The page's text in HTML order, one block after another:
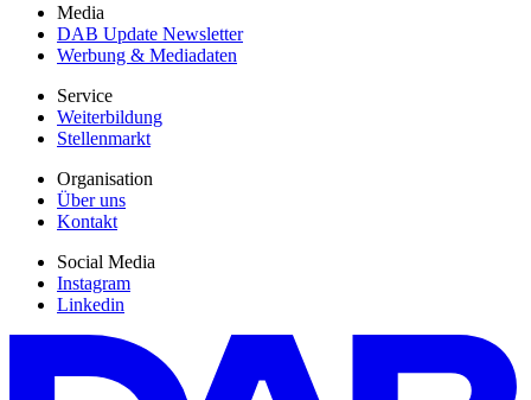
Media
DAB Update Newsletter
Werbung & Mediadaten
Service
Weiterbildung
Stellenmarkt
Organisation
Über uns
Kontakt
Social Media
Instagram
Linkedin